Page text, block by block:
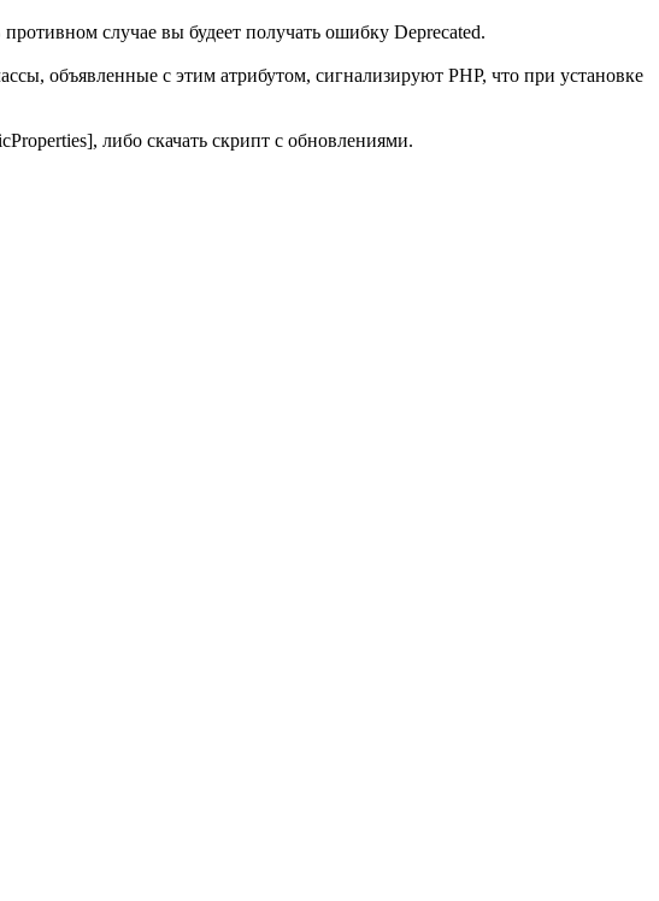
случае вы будеет получать ошибку Deprecated.
объявленные с этим атрибутом, сигнализируют PHP, что при установке
либо скачать скрипт с обновлениями.